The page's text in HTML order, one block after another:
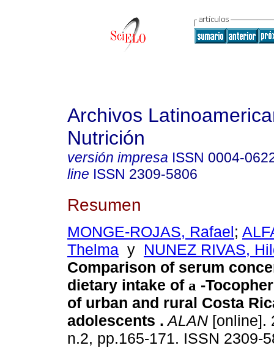
Archivos
Nutrición
versión impresa ISSN 0004-
line ISSN 2309-5806
Resumen
MONGE-ROJAS, Rafael;
Thelma y NUNEZ RIVAS,
Comparison of serum
dietary intake of a -
of urban and rural Costa
adolescents . ALAN [online].
n.2, pp.165-171. ISSN 2309-